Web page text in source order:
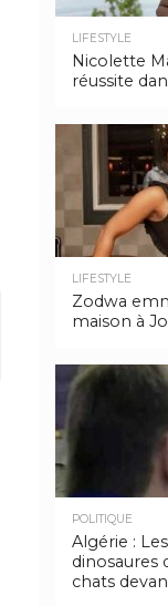
LIFESTYLE
Nicolette
réussite
LIFESTYLE
Zodwa
maison à
POLITIQUE
Algérie :
dinosaures
chats